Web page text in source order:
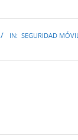
IN: SEGURIDAD MÓVIL